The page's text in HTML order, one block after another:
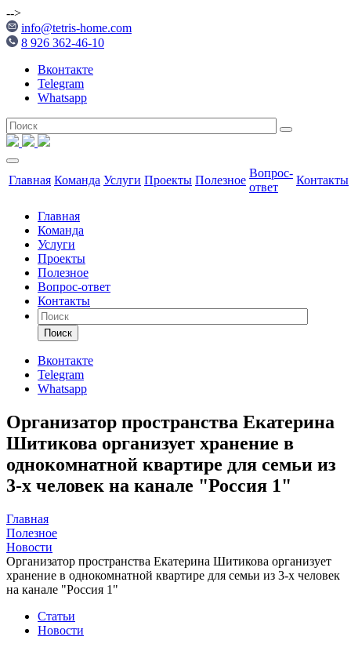
-->
info@tetris-home.com
8 926 362-46-10
Вконтакте
Telegram
Whatsapp
Главная Команда Услуги Проекты Полезное
Вопрос-
ответ
Контакты
Главная
Команда
Услуги
Проекты
Полезное
Вопрос-ответ
Контакты
Поиск
Вконтакте
Telegram
Whatsapp
Организатор пространства Екатерина
Шитикова организует хранение в
однокомнатной квартире для семьи из
3-х человек на канале "Россия 1"
Главная
Полезное
Новости
Организатор пространства Екатерина Шитикова организует
хранение в однокомнатной квартире для семьи из 3-х человек
на канале "Россия 1"
Статьи
Новости